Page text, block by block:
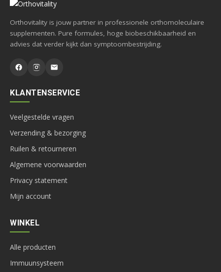
Orthovitality is jouw partner in professionele orthomoleculaire
supplementen. Pure formules, hoge biobeschikbaarheid en
advies dat verder kijkt dan symptoombestrijding.
KLANTENSERVICE
Veelgestelde vragen
Verzending & bezorging
Ruilen & retourneren
Algemene voorwaarden
Privacy statement
Mijn account
WINKEL
Alle producten
Immuunsysteem